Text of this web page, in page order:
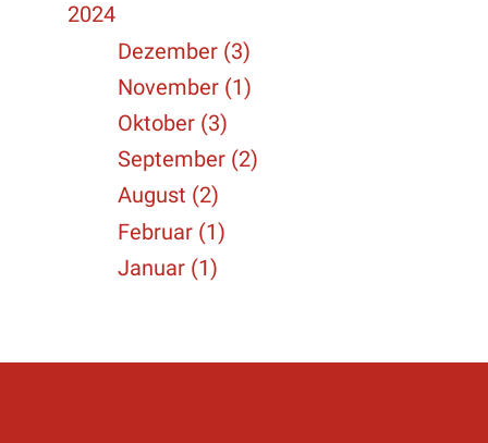
2024
Dezember (3)
November (1)
Oktober (3)
September (2)
August (2)
Februar (1)
Januar (1)